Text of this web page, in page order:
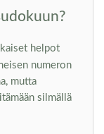
helpot
numeron
mutta
silmällä